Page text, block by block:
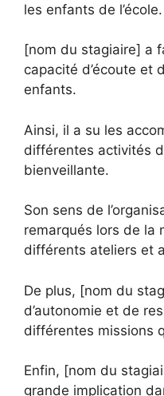
les enfants de l’école.
[nom du stagiaire] a
capacité d’écoute et
enfants.
Ainsi, il a su les
différentes activités
bienveillante.
Son sens de
remarqués lors de la
différents ateliers et
De plus, [nom du
d’autonomie et de
différentes missions
Enfin, [nom du
grande implication